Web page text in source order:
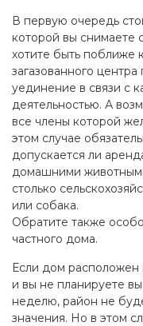
В первую очередь
которой вы снимаете
хотите быть поближе
загазованного
уединение в связи с
деятельностью. А
все члены которой
этом случае
допускается ли
домашними
столько
или собака.
Обратите также
частного дома.
Если дом расположен
и вы не планируете
неделю, район не
значения. Но в этом